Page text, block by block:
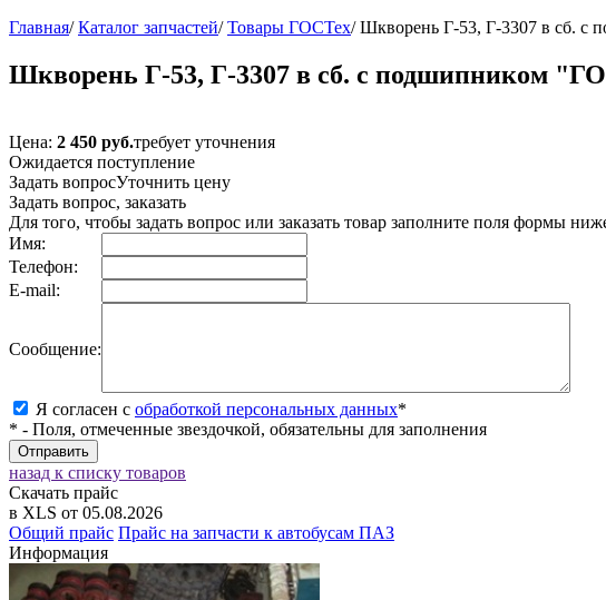
Главная/Каталог запчастей/Товары ГОСТех/Шкворень Г-53, Г-3307 в сб. с
Шкворень Г-53, Г-3307 в сб. с подшипником
Цена: 2 450 руб.требует уточнения
Ожидается поступление
Задать вопросУточнить цену
Задать вопрос, заказать
Для того, чтобы задать вопрос или заказать товар заполните поля формы
Имя:
Телефон:
E-mail:
Сообщение:
Я согласен с обработкой персональных данных*
* - Поля, отмеченные звездочкой, обязательны для заполнения
назад к списку товаров
Скачать прайс
в XLS от 05.08.2026
Общий прайс Прайс на запчасти к автобусам ПАЗ
Информация